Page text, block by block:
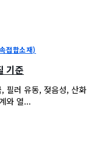
합소재)
기준
필러 유동, 젖음성, 산화
와 열...